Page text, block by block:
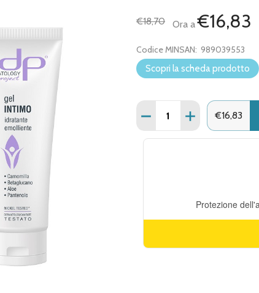
€18,70 Ora a€16,83
Codice MINSAN: 989039553
Scopri la scheda prodotto
Quantità:
DIMINUISCI QUANTITÀ
AUMENTA
€16,83